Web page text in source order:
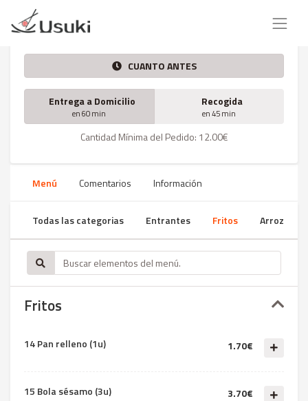
CUANTO ANTES
Entrega a Domicilio
en 60 min
Recogida
en 45 min
Cantidad Mínima del Pedido: 12.00€
Menú Comentarios Información
Todas las categorias Entrantes Fritos Arroz
Fritos
14 Pan relleno (1u) 1.70€
15 Bola sésamo (3u) 3.70€